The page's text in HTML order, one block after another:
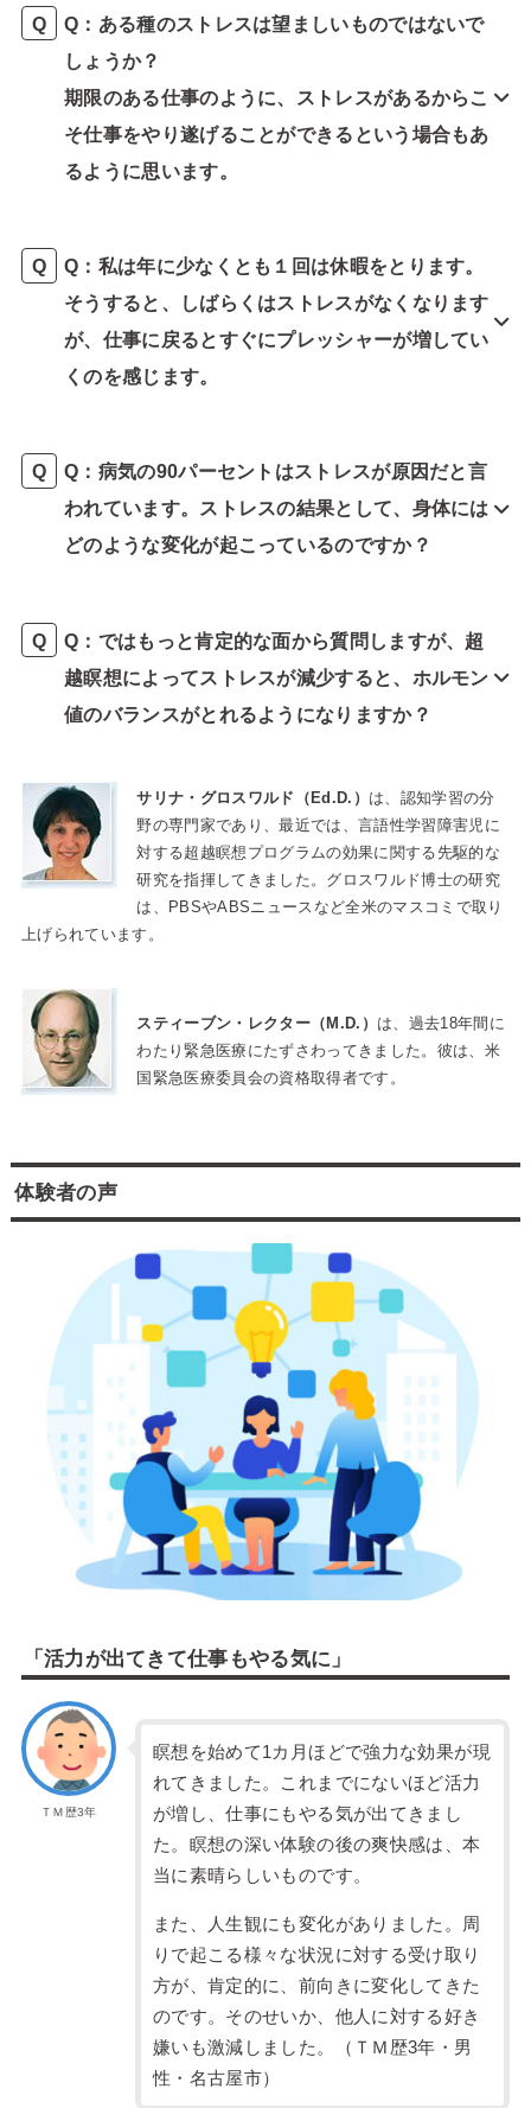
Q：ある種のストレスは望ましいものではないで
しょうか？
期限のある仕事のように、ストレスがあるからこ
そ仕事をやり遂げることができるという場合もあ
るように思います。
Q：私は年に少なくとも１回は休暇をとります。
そうすると、しばらくはストレスがなくなります
が、仕事に戻るとすぐにプレッシャーが増してい
くのを感じます。
Q：病気の90パーセントはストレスが原因だと言
われています。ストレスの結果として、身体には
どのような変化が起こっているのですか？
Q：ではもっと肯定的な面から質問しますが、超
越瞑想によってストレスが減少すると、ホルモン
値のバランスがとれるようになりますか？
サリナ・グロスワルド（Ed.D.） は、認知学習の分
野の専門家であり、最近では、言語性学習障害児に
対する超越瞑想プログラムの効果に関する先駆的な
研究を指揮してきました。グロスワルド博士の研究
は、PBSやABSニュースなど全米のマスコミで取り
上げられています。
スティーブン・レクター（M.D.） は、過去18年間に
わたり緊急医療にたずさわってきました。彼は、米
国緊急医療委員会の資格取得者です。
体験者の声
「活力が出てきて仕事もやる気に」
ＴＭ歴3年
瞑想を始めて1カ月ほどで強力な効果が現
れてきました。これまでにないほど活力
が増し、仕事にもやる気が出てきまし
た。瞑想の深い体験の後の爽快感は、本
当に素晴らしいものです。
また、人生観にも変化がありました。周
りで起こる様々な状況に対する受け取り
方が、肯定的に、前向きに変化してきた
のです。そのせいか、他人に対する好き
嫌いも激減しました。（ＴＭ歴3年・男
性・名古屋市）